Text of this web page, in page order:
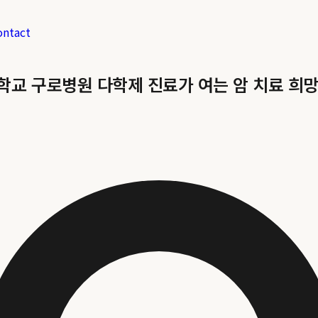
구로병원 다학제 진료가 여는 암 치료 희망